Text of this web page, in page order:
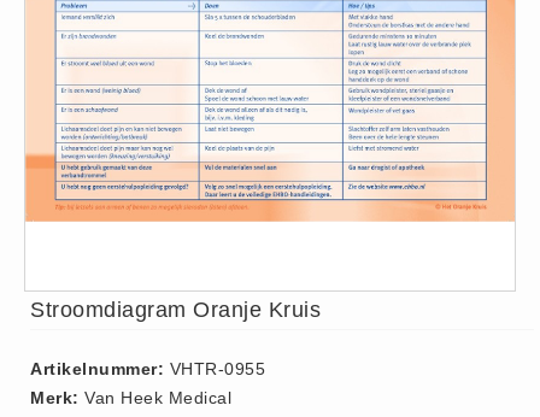
Plattegronden
ISO 9001 Begeleiding
Evenementenveiligheid
Inspectiecentrale
Ons Team
Betalingsmogelijkheden
Privacy
Stroomdiagram Oranje Kruis
Artikelnummer: VHTR-0955
Merk: Van Heek Medical